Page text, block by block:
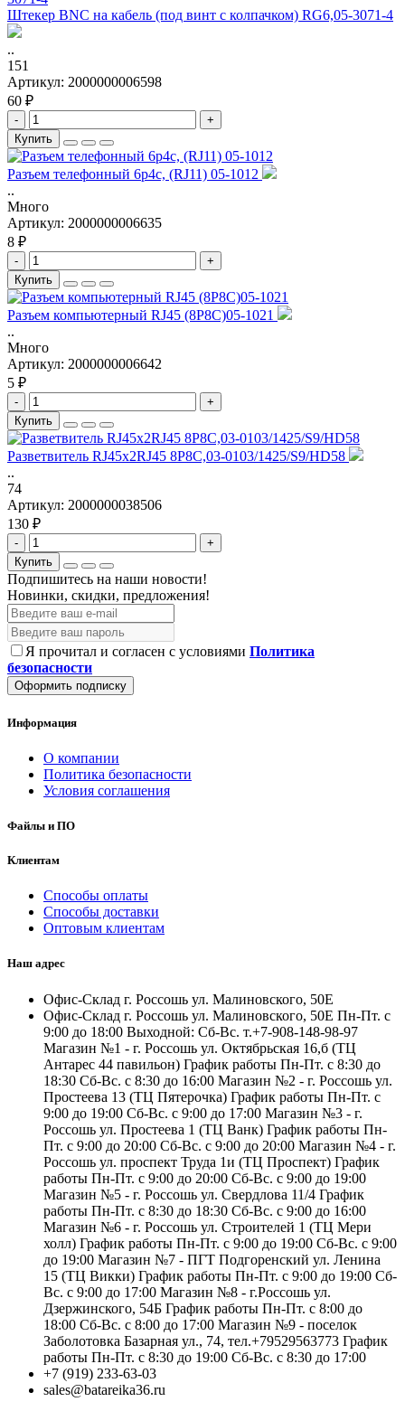
Штекер BNC на кабель (под винт с колпачком) RG6,05-3071-4
..
151
Артикул: 2000000006598
60 ₽
-
+
Купить
Разъем телефонный 6p4c, (RJ11) 05-1012
..
Много
Артикул: 2000000006635
8 ₽
-
+
Купить
Разъем компьютерный RJ45 (8P8C)05-1021
..
Много
Артикул: 2000000006642
5 ₽
-
+
Купить
Разветвитель RJ45x2RJ45 8P8C,03-0103/1425/S9/HD58
..
74
Артикул: 2000000038506
130 ₽
-
+
Купить
Подпишитесь на наши новости!
Новинки, скидки, предложения!
Я прочитал и согласен с условиями Политика
безопасности
Оформить подписку
Информация
О компании
Политика безопасности
Условия соглашения
Файлы и ПО
Клиентам
Способы оплаты
Способы доставки
Оптовым клиентам
Наш адрес
Офис-Склад г. Россошь ул. Малиновского, 50Е
Офис-Склад г. Россошь ул. Малиновского, 50Е Пн-Пт. с
9:00 до 18:00 Выходной: Сб-Вс. т.+7-908-148-98-97
Магазин №1 - г. Россошь ул. Октябрьская 16,б (ТЦ
Антарес 44 павильон) График работы Пн-Пт. с 8:30 до
18:30 Сб-Вс. с 8:30 до 16:00 Магазин №2 - г. Россошь ул.
Простеева 13 (ТЦ Пятерочка) График работы Пн-Пт. с
9:00 до 19:00 Сб-Вс. с 9:00 до 17:00 Магазин №3 - г.
Россошь ул. Простеева 1 (ТЦ Ванк) График работы Пн-
Пт. с 9:00 до 20:00 Сб-Вс. с 9:00 до 20:00 Магазин №4 - г.
Россошь ул. проспект Труда 1и (ТЦ Проспект) График
работы Пн-Пт. с 9:00 до 20:00 Сб-Вс. с 9:00 до 19:00
Магазин №5 - г. Россошь ул. Свердлова 11/4 График
работы Пн-Пт. с 8:30 до 18:30 Сб-Вс. с 9:00 до 16:00
Магазин №6 - г. Россошь ул. Строителей 1 (ТЦ Мери
холл) График работы Пн-Пт. с 9:00 до 19:00 Сб-Вс. с 9:00
до 19:00 Магазин №7 - ПГТ Подгоренский ул. Ленина
15 (ТЦ Викки) График работы Пн-Пт. с 9:00 до 19:00 Сб-
Вс. с 9:00 до 17:00 Магазин №8 - г.Россошь ул.
Дзержинского, 54Б График работы Пн-Пт. с 8:00 до
18:00 Сб-Вс. с 8:00 до 17:00 Магазин №9 - поселок
Заболотовка Базарная ул., 74, тел.+79529563773 График
работы Пн-Пт. с 8:30 до 19:00 Сб-Вс. с 8:30 до 17:00
+7 (919) 233-63-03
sales@batareika36.ru